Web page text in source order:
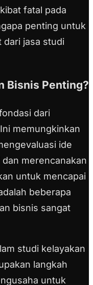
fatal pada
penting untuk
dari jasa studi
Bisnis Penting?
dari
memungkinkan
ide
merencanakan
untuk mencapai
beberapa
bisnis sangat
studi kelayakan
langkah
untuk